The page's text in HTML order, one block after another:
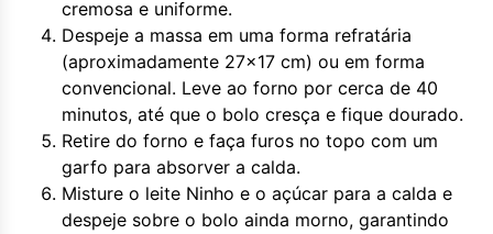
cremosa e uniforme.
Despeje a massa em uma forma refratária
(aproximadamente 27x17 cm) ou em forma
convencional. Leve ao forno por cerca de 40
minutos, até que o bolo cresça e fique dourado.
Retire do forno e faça furos no topo com um
garfo para absorver a calda.
Misture o leite Ninho e o açúcar para a calda e
despeje sobre o bolo ainda morno, garantindo